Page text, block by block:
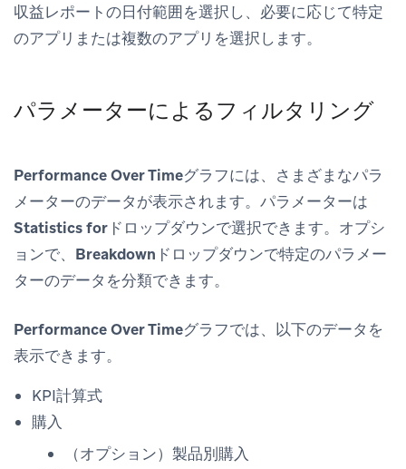
収益レポートの日付範囲を選択し、必要に応じて特定
のアプリまたは複数のアプリを選択します。
パラメーターによるフィルタリング
Performance Over Timeグラフには、さまざまなパラ
メーターのデータが表示されます。パラメーターは
Statistics for ドロップダウンで選択できます。オプシ
ョンで、 Breakdown ドロップダウンで特定のパラメー
ターのデータを分類できます。
Performance Over Timeグラフでは、以下のデータを
表示できます。
KPI計算式
購入
（オプション）製品別購入